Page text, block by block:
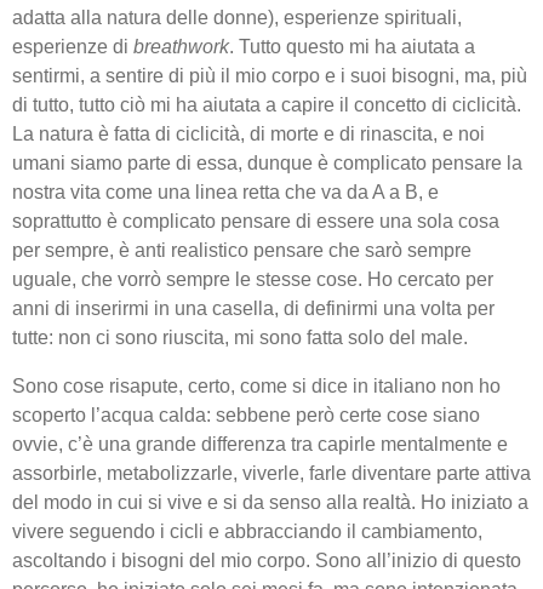
adatta alla natura delle donne), esperienze spirituali,
esperienze di breathwork. Tutto questo mi ha aiutata a
sentirmi, a sentire di più il mio corpo e i suoi bisogni, ma, più
di tutto, tutto ciò mi ha aiutata a capire il concetto di ciclicità.
La natura è fatta di ciclicità, di morte e di rinascita, e noi
umani siamo parte di essa, dunque è complicato pensare la
nostra vita come una linea retta che va da A a B, e
soprattutto è complicato pensare di essere una sola cosa
per sempre, è anti realistico pensare che sarò sempre
uguale, che vorrò sempre le stesse cose. Ho cercato per
anni di inserirmi in una casella, di definirmi una volta per
tutte: non ci sono riuscita, mi sono fatta solo del male.
Sono cose risapute, certo, come si dice in italiano non ho
scoperto l’acqua calda: sebbene però certe cose siano
ovvie, c’è una grande differenza tra capirle mentalmente e
assorbirle, metabolizzarle, viverle, farle diventare parte attiva
del modo in cui si vive e si da senso alla realtà. Ho iniziato a
vivere seguendo i cicli e abbracciando il cambiamento,
ascoltando i bisogni del mio corpo. Sono all’inizio di questo